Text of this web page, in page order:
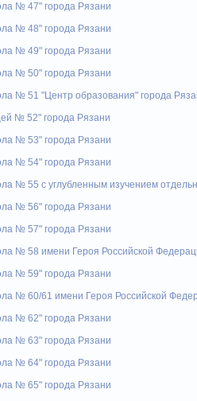
№ 47" города Рязани
№ 48" города Рязани
№ 49" города Рязани
№ 50" города Рязани
№ 51 "Центр образования" города
№ 52" города Рязани
№ 53" города Рязани
№ 54" города Рязани
№ 55 с углубленным изучением
№ 56" города Рязани
№ 57" города Рязани
№ 58 имени Героя Российской
№ 59" города Рязани
№ 60/61 имени Героя Российской
№ 62" города Рязани
№ 63" города Рязани
№ 64" города Рязани
№ 65" города Рязани